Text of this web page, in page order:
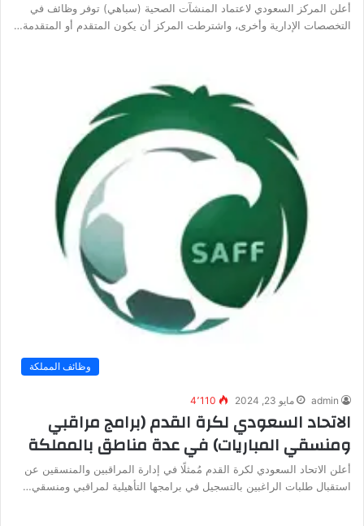
أعلن المركز السعودي لاعتماد المنشآت الصحية (سباهي) توفر وظائف في
التخصصات الإدارية وأخرى، واشترطت المركز أن يكون المتقدم أو المتقدمة…
وظائف المملكة
admin مايو 23, 2024 4٬110
الاتحاد السعودي لكرة القدم (برامج مراقبي
ومنسقي المباريات) في عدة مناطق بالمملكة
أعلن الاتحاد السعودي لكرة القدم مُمثلًا في إدارة المراقبين والمنسقين عن
استقبال طلبات الراغبين بالتسجيل في برامجها التأهيلية لمراقبي ومنسقي…